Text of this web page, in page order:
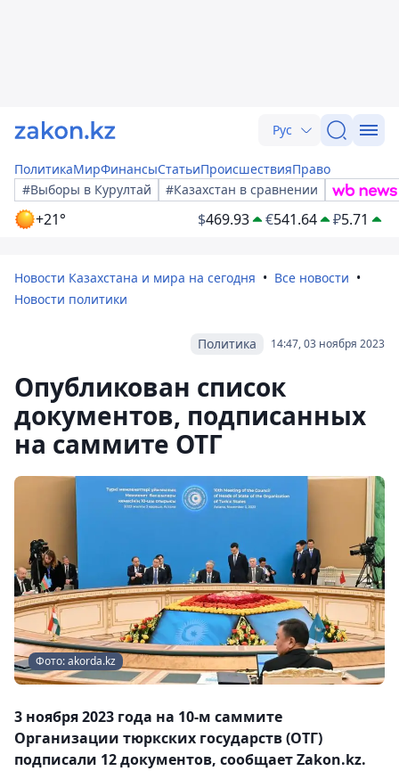
Рус
ПолитикаМирФинансыСтатьиПроисшествияПраво
#Выборы в Курултай
#Казахстан в сравнении
+21° $469.93 €541.64 ₽5.71
Новости Казахстана и мира на сегодня
Все новости
Новости политики
14:47, 03 ноября 2023
Политика
Опубликован список
документов, подписанных
на саммите ОТГ
Фото: akorda.kz
3 ноября 2023 года на 10-м саммите
Организации тюркских государств (ОТГ)
подписали 12 документов, сообщает Zakon.kz.